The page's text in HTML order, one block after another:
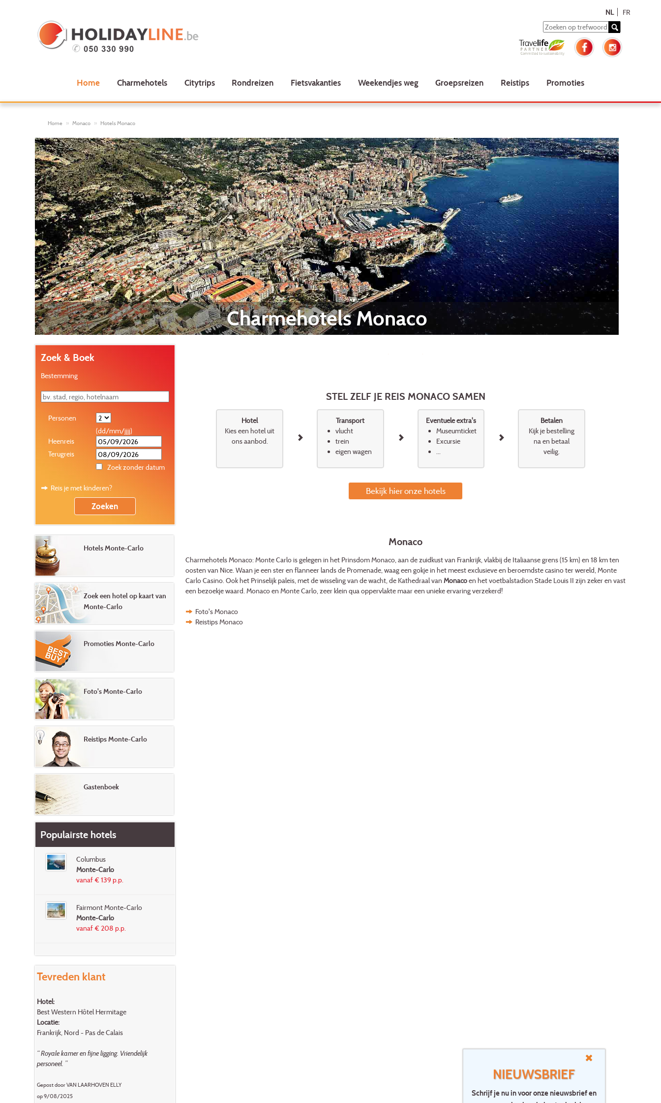
NIEUWSBRIEF
Schrijf je nu in voor onze nieuwsbrief en
NL FR
Home Charmehotels Citytrips Rondreizen Fietsvakanties Weekendjes weg Groepsreizen Reistips Promoties
Home Monaco Hotels Monaco
Charmehotels Monaco
STEL ZELF JE REIS MONACO SAMEN
Hotel
Kies een hotel uit
ons aanbod.
Transport
vlucht
trein
eigen wagen
Eventuele extra's
Museumticket
Excursie
Betalen
Kijk je bestelling
na en betaal
veilig.
Bekijk hier onze hotels
Monaco
Charmehotels Monaco: Monte Carlo is gelegen in het Prinsdom Monaco, aan de zuidkust van Frankrijk, vlakbij de Italiaanse grens (15 km) en 18 km ten
oosten van Nice. Waan je een ster en flanneer lands de Promenade, waag een gokje in het meest exclusieve en beroemdste casino ter wereld, Monte
Carlo Casino. Ook het Prinselijk paleis, met de wisseling van de wacht, de Kathedraal van Monacoen het voetbalstadion Stade Louis II zijn zeker en vast
een bezoekje waard. Monaco en Monte Carlo, zeer klein qua oppervlakte maar een unieke ervaring verzekerd!
Foto's Monaco
Reistips Monaco
Zoek & Boek
Bestemming
Personen
(dd/mm/jjjj)
Heenreis
Terugreis
Zoek zonder datum
Reis je met kinderen?
Hotels Monte-Carlo
Zoek een hotel op kaart van
Monte-Carlo
Promoties Monte-Carlo
Foto's Monte-Carlo
Reistips Monte-Carlo
Gastenboek
Populairste hotels
Columbus
Monte-Carlo
vanaf € 139 p.p.
Fairmont Monte-Carlo
Monte-Carlo
vanaf € 208 p.p.
Tevreden klant
Hotel:
Best Western Hôtel Hermitage
Locatie:
Frankrijk, Nord - Pas de Calais
“ Royale kamer en fijne ligging. Vriendelijk
personeel. ”
Gepost door VAN LAARHOVEN ELLY
op 9/08/2025